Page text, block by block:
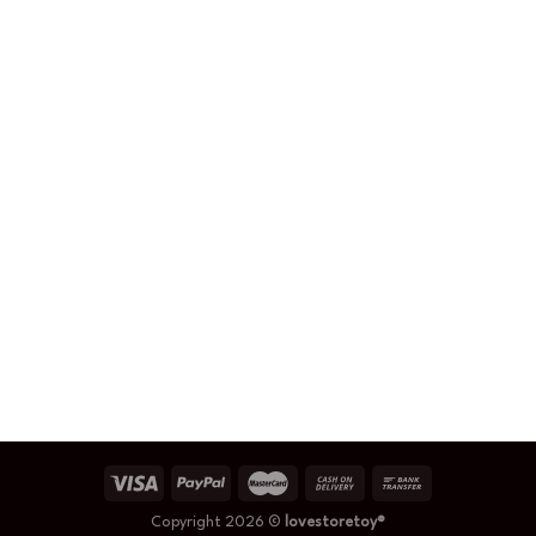
Copyright 2026 © lovestoretoy®